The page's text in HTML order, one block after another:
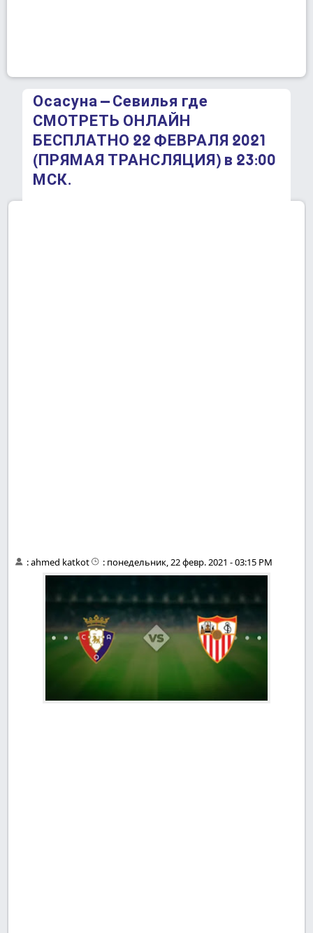
Осасуна – Севилья где
СМОТРЕТЬ ОНЛАЙН
БЕСПЛАТНО 22 ФЕВРАЛЯ 2021
(ПРЯМАЯ ТРАНСЛЯЦИЯ) в 23:00
МСК.
:ahmed katkot : понедельник, 22 февр. 2021 - 03:15 PM